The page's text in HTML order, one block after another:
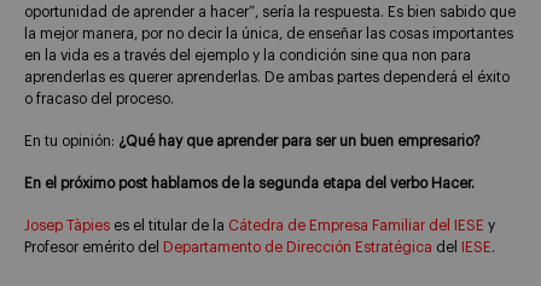
oportunidad de aprender a hacer”, sería la respuesta. Es bien sabido que
la mejor manera, por no decir la única, de enseñar las cosas importantes
en la vida es a través del ejemplo y la condición sine qua non para
aprenderlas es querer aprenderlas. De ambas partes dependerá el éxito
o fracaso del proceso.
En tu opinión: ¿Qué hay que aprender para ser un buen empresario?
En el próximo post hablamos de la segunda etapa del verbo Hacer.
Josep Tàpies es el titular de la Cátedra de Empresa Familiar del IESE y
Profesor emérito del
Departamento de Dirección Estratégica del IESE.